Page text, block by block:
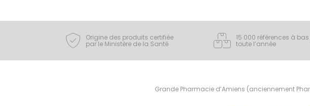
Origine des produits certifiée
par le Ministère de la Santé
15 000 références à bas
toute l’année
Grande Pharmacie d’Amiens (anciennement